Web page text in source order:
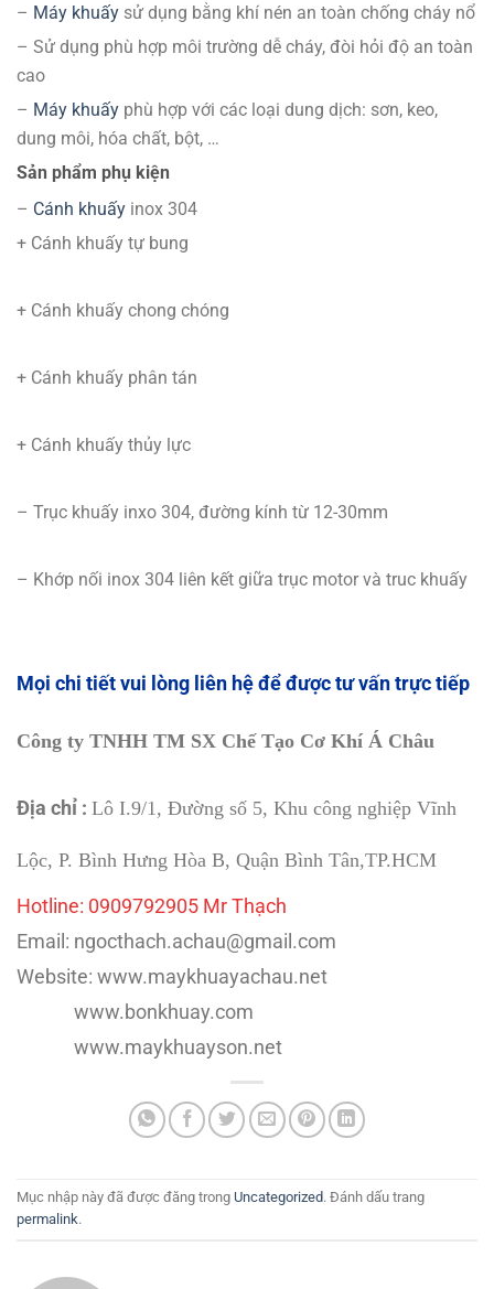
– Máy khuấy sử dụng bằng khí nén an toàn chống cháy nổ
– Sử dụng phù hợp môi trường dễ cháy, đòi hỏi độ an toàn
cao
– Máy khuấy phù hợp với các loại dung dịch: sơn, keo,
dung môi, hóa chất, bột, …
Sản phẩm phụ kiện
– Cánh khuấy inox 304
+ Cánh khuấy tự bung
+ Cánh khuấy chong chóng
+ Cánh khuấy phân tán
+ Cánh khuấy thủy lực
– Trục khuấy inxo 304, đường kính từ 12-30mm
– Khớp nối inox 304 liên kết giữa trục motor và truc khuấy
Mọi chi tiết vui lòng liên hệ để được tư vấn trực tiếp
Công ty TNHH TM SX Chế Tạo Cơ Khí Á Châu
Địa chỉ : Lô I.9/1, Đường số 5, Khu công nghiệp Vĩnh
Lộc, P. Bình Hưng Hòa B, Quận Bình Tân,TP.HCM
Hotline: 0909792905 Mr Thạch
Email: ngocthach.achau@gmail.com
Website: www.maykhuayachau.net
www.bonkhuay.com
www.maykhuayson.net
Mục nhập này đã được đăng trong Uncategorized. Đánh dấu trang
permalink.